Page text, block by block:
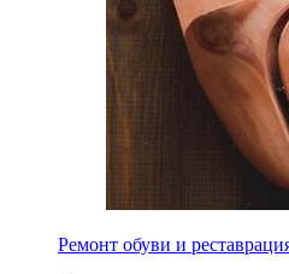
Ремонт обуви и